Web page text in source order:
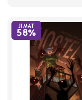
JIMAT
58%